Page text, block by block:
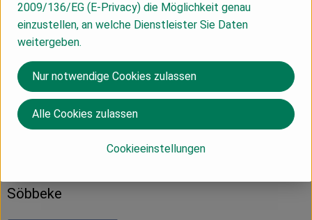
Nährwert-Info
Produktdatenblatt
Herkunft
Söbbeke
2009/136/EG (E-Privacy) die Möglichkeit genau
einzustellen, an welche Dienstleister Sie Daten
weitergeben.
Cookieeinstellungen
Nur notwendige Cookies zulassen
Alle Cookies zulassen